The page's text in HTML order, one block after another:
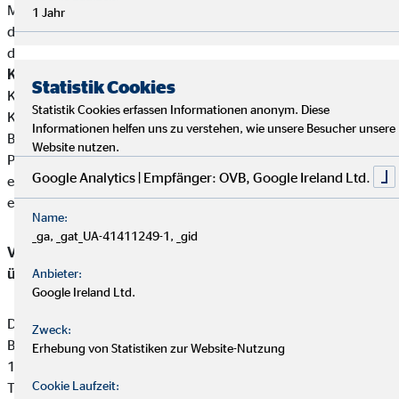
Mutterunternehmen von Versicherungsunternehmen eine
direkte oder indirekte Beteiligung von über zehn Prozent an
den Stimmrechten oder am Kapital von Bernd Kleffmann.
Kundengelder / Zuwendungen
Kundengelder entgegen.Zahlungen erfolgen direkt von den
Kunden an die jeweiligen Produktgeber.
Bernd Kleffmann erhält von den Partnergesellschaften für die
Produktvermittlung eine Vergütung (Provisionszahlung), die
einbehalten werden darf. Diese ist in der Versicherungsprämie
einkalkuliert.
Vermittler-Registerstelle, bei der sich die Eintragungen
überprüfen lassen:
Deutsche Industrie- und Handelskammer (DIHK)
Breite Straße 29
10178 Berlin
Tel. 0180 / 6005850 (20 Cent/Anruf aus dem dt. Festnetz,
1 Jahr
Statistik Cookies
Statistik Cookies erfassen Informationen anonym. Diese
Informationen helfen uns zu verstehen, wie unsere Besucher unsere
Website nutzen.
Google Analytics | Empfänger: OVB, Google Ireland Ltd.
Name:
_ga, _gat_UA-41411249-1, _gid
Anbieter:
Google Ireland Ltd.
Zweck:
Erhebung von Statistiken zur Website-Nutzung
Cookie Laufzeit: